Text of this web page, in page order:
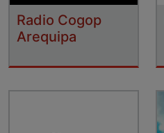
Radio Cogop
Arequipa